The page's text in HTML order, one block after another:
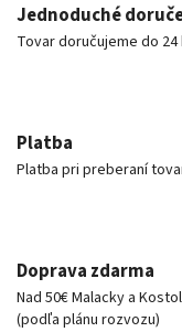
Jednoduché
Tovar doručujeme do
Platba
Platba pri preberaní
Doprava zdarma
Nad 50€ Malacky a
(podľa plánu rozvozu)